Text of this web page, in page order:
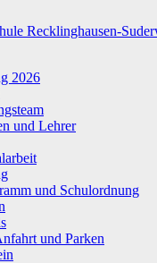
2026
und Lehrer
und Schulordnung
und Parken